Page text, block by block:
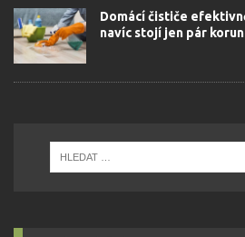
Domácí čističe
navíc stojí jen pár korun